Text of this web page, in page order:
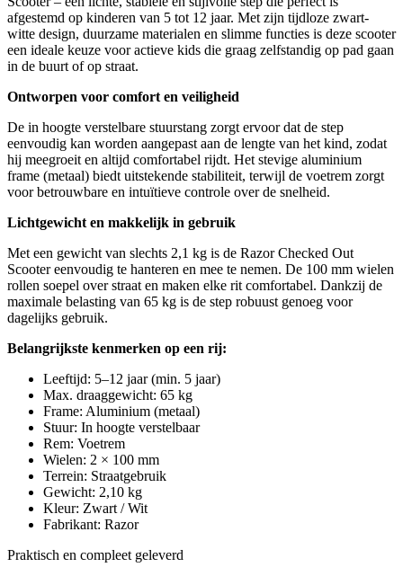
afgestemd op kinderen van 5 tot 12 jaar. Met zijn tijdloze zwart-
witte design, duurzame materialen en slimme functies is deze scooter
een ideale keuze voor actieve kids die graag zelfstandig op pad gaan
in de buurt of op straat.
Ontworpen voor comfort en veiligheid
De in hoogte verstelbare stuurstang zorgt ervoor dat de step
eenvoudig kan worden aangepast aan de lengte van het kind, zodat
hij meegroeit en altijd comfortabel rijdt. Het stevige aluminium
frame (metaal) biedt uitstekende stabiliteit, terwijl de voetrem zorgt
voor betrouwbare en intuïtieve controle over de snelheid.
Lichtgewicht en makkelijk in gebruik
Met een gewicht van slechts 2,1 kg is de Razor Checked Out
Scooter eenvoudig te hanteren en mee te nemen. De 100 mm wielen
rollen soepel over straat en maken elke rit comfortabel. Dankzij de
maximale belasting van 65 kg is de step robuust genoeg voor
dagelijks gebruik.
Belangrijkste kenmerken op een rij:
Leeftijd: 5–12 jaar (min. 5 jaar)
Max. draaggewicht: 65 kg
Frame: Aluminium (metaal)
Stuur: In hoogte verstelbaar
Rem: Voetrem
Wielen: 2 × 100 mm
Terrein: Straatgebruik
Gewicht: 2,10 kg
Kleur: Zwart / Wit
Fabrikant: Razor
Praktisch en compleet geleverd